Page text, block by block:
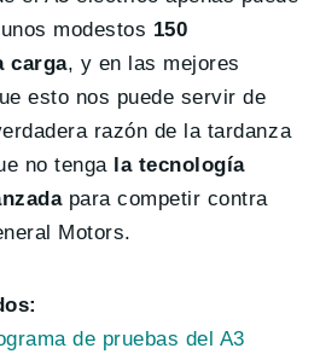
modestos 150
carga, y en las mejores
esto nos puede servir de
razón de la tardanza
no tenga la tecnología
para competir contra
Motors.
de pruebas del A3